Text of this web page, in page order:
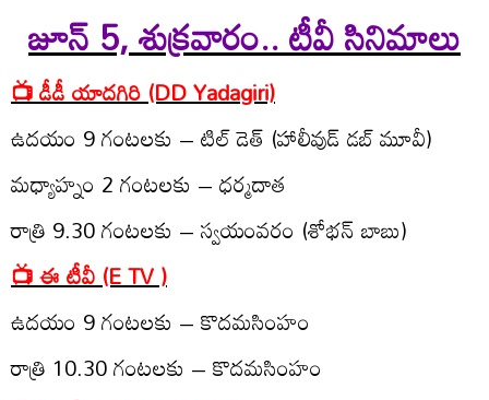
జూన్ 5, శుక్ర‌వారం.. టీవీ సినిమాలు
📺 డీడీ యాద‌గిరి (DD Yadagiri)
ఉద‌యం 9 గంట‌ల‌కు – టిల్ డెత్ (హాలీవుడ్ డ‌బ్ మూవీ)
మ‌ధ్యాహ్నం 2 గంట‌ల‌కు – ధ‌ర్మ‌దాత‌
రాత్రి 9.30 గంట‌ల‌కు – స్వ‌యంవ‌రం (శోభ‌న్ బాబు)
📺 ఈ టీవీ (E TV )
ఉద‌యం 9 గంట‌ల‌కు – కొద‌మ‌సింహం
రాత్రి 10.30 గంట‌ల‌కు – కొద‌మ‌సింహం